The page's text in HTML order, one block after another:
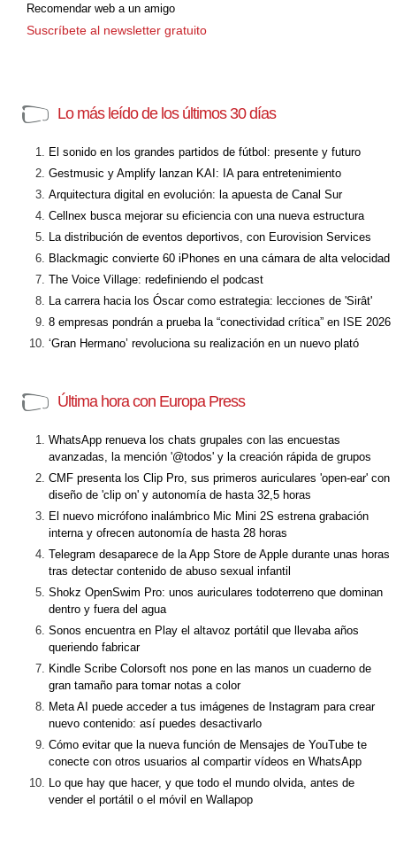
Recomendar web a un amigo
Suscríbete al newsletter gratuito
Lo más leído de los últimos 30 días
El sonido en los grandes partidos de fútbol: presente y futuro
Gestmusic y Amplify lanzan KAI: IA para entretenimiento
Arquitectura digital en evolución: la apuesta de Canal Sur
Cellnex busca mejorar su eficiencia con una nueva estructura
La distribución de eventos deportivos, con Eurovision Services
Blackmagic convierte 60 iPhones en una cámara de alta velocidad
The Voice Village: redefiniendo el podcast
La carrera hacia los Óscar como estrategia: lecciones de 'Sirât'
8 empresas pondrán a prueba la “conectividad crítica” en ISE 2026
‘Gran Hermano’ revoluciona su realización en un nuevo plató
Última hora con Europa Press
WhatsApp renueva los chats grupales con las encuestas
avanzadas, la mención '@todos' y la creación rápida de grupos
CMF presenta los Clip Pro, sus primeros auriculares 'open-ear' con
diseño de 'clip on' y autonomía de hasta 32,5 horas
El nuevo micrófono inalámbrico Mic Mini 2S estrena grabación
interna y ofrecen autonomía de hasta 28 horas
Telegram desaparece de la App Store de Apple durante unas horas
tras detectar contenido de abuso sexual infantil
Shokz OpenSwim Pro: unos auriculares todoterreno que dominan
dentro y fuera del agua
Sonos encuentra en Play el altavoz portátil que llevaba años
queriendo fabricar
Kindle Scribe Colorsoft nos pone en las manos un cuaderno de
gran tamaño para tomar notas a color
Meta AI puede acceder a tus imágenes de Instagram para crear
nuevo contenido: así puedes desactivarlo
Cómo evitar que la nueva función de Mensajes de YouTube te
conecte con otros usuarios al compartir vídeos en WhatsApp
Lo que hay que hacer, y que todo el mundo olvida, antes de
vender el portátil o el móvil en Wallapop